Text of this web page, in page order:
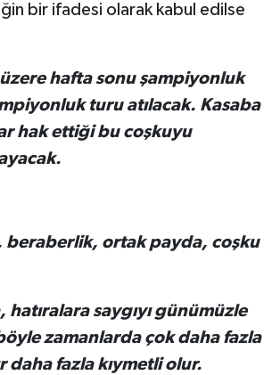
bir ifadesi olarak kabul edilse
hafta sonu şampiyonluk
turu atılacak. Kasaba
hak ettiği bu coşkuyu
beraberlik, ortak payda, coşku
hatıralara saygıyı günümüzle
zamanlarda çok daha fazla
daha fazla kıymetli olur.